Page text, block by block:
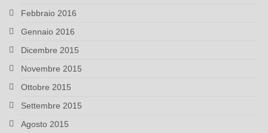
Febbraio 2016
Gennaio 2016
Dicembre 2015
Novembre 2015
Ottobre 2015
Settembre 2015
Agosto 2015